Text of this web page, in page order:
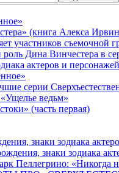
(книга Алекса
участников съемочной
Дина Винчестера в
актеров и персонажей
серии
ведьм»
(часть первая)
знаки зодиака
знаки зодиака
Пеллегрино: «Никогда